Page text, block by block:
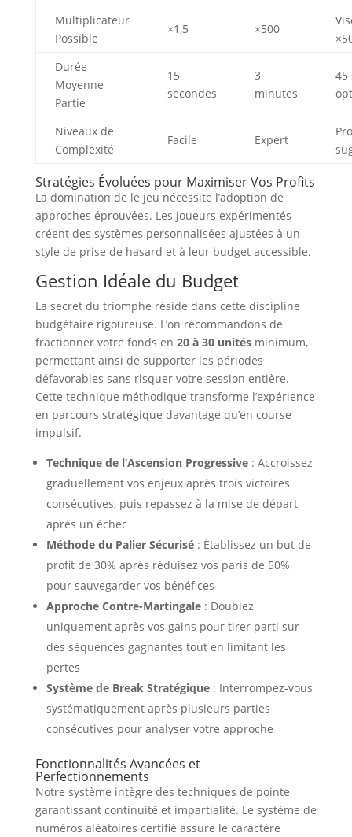
Multiplicateur
Possible
×1,5 ×500
Durée
Moyenne
Partie
15
secondes
3
minutes
45
Niveaux de
Complexité
Facile Expert
Stratégies Évoluées pour Maximiser Vos Profits
La domination de le jeu nécessite l’adoption de
approches éprouvées. Les joueurs expérimentés
créent des systèmes personnalisées ajustées à un
style de prise de hasard et à leur budget accessible.
Gestion Idéale du Budget
La secret du triomphe réside dans cette discipline
budgétaire rigoureuse. L’on recommandons de
fractionner votre fonds en 20 à 30 unitésminimum,
permettant ainsi de supporter les périodes
défavorables sans risquer votre session entière.
Cette technique méthodique transforme l’expérience
en parcours stratégique davantage qu’en course
impulsif.
Technique de l’Ascension Progressive: Accroissez
graduellement vos enjeux après trois victoires
consécutives, puis repassez à la mise de départ
après un échec
Méthode du Palier Sécurisé: Établissez un but de
profit de 30% après réduisez vos paris de 50%
pour sauvegarder vos bénéfices
Approche Contre-Martingale: Doublez
uniquement après vos gains pour tirer parti sur
des séquences gagnantes tout en limitant les
pertes
Système de Break Stratégique: Interrompez-vous
systématiquement après plusieurs parties
consécutives pour analyser votre approche
Fonctionnalités Avancées et
Perfectionnements
Notre système intègre des techniques de pointe
garantissant continuité et impartialité. Le système de
numéros aléatoires certifié assure le caractère